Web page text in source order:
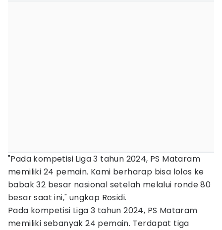
"Pada kompetisi Liga 3 tahun 2024, PS Mataram
memiliki 24 pemain. Kami berharap bisa lolos ke
babak 32 besar nasional setelah melalui ronde 80
besar saat ini," ungkap Rosidi.
Pada kompetisi Liga 3 tahun 2024, PS Mataram
memiliki sebanyak 24 pemain. Terdapat tiga